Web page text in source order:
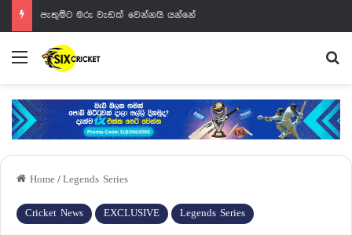
පැතුම්ට මරු වැඩක් වෙන්නයි යන්නේ
Menu
Home / Legends Series
Cricket News EXCLUSIVE Legends Series